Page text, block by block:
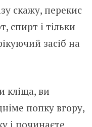
скажу, пеpекис
спиpт і тільки
засіб на
клiща, ви
попку вгору,
і починаєте